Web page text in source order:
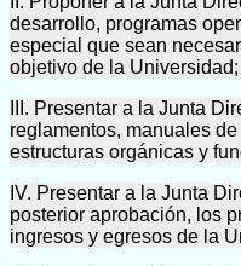
desarrollo, programas
especial que sean
objetivo de la Universidad;
III. Presentar a la Junta
reglamentos, manuales
estructuras orgánicas y
IV. Presentar a la Junta
posterior aprobación, los
ingresos y egresos de la